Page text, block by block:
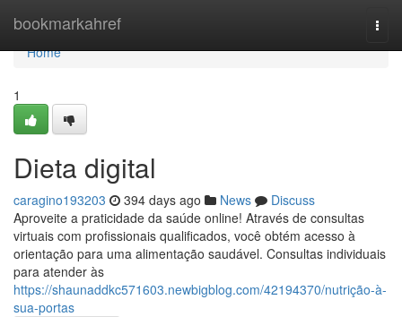
bookmarkahref
Home
Home
1
Dieta digital
caragino193203 394 days ago News
Discuss
Aproveite a praticidade da saúde online! Através de consultas
virtuais com profissionais qualificados, você obtém acesso à
orientação para uma alimentação saudável. Consultas individuais
para atender às
https://shaunaddkc571603.newbigblog.com/42194370/nutrição-à-
sua-portas